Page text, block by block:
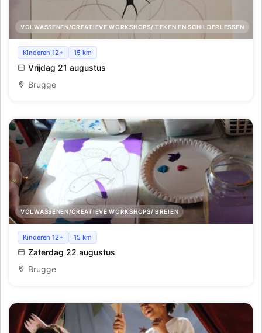
VOLWASSENEN/CREATIEVE WORKSHOPS/ TEKEN EN SCHILDERLESSEN
Neuro art
Kinderen 12+ 15 km
Vrijdag 21 augustus
Brugge
VOLWASSENEN/CREATIEVE WORKSHOPS/ BREIEN
Intuïtief schilderen
Kinderen 12+ 15 km
Zaterdag 22 augustus
Brugge